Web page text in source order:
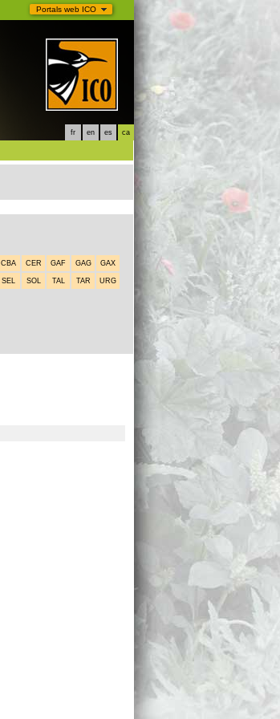
Portals web ICO
fr en es ca
CBA CER GAF GAG GAX
SEL SOL TAL TAR URG